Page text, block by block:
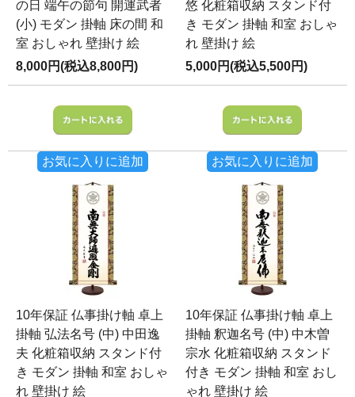
の日 端午の節句 開運武者
(小) モダン 掛軸 床の間 和
室 おしゃれ 壁掛け 絵
8,000円(税込8,800円)
お気に入りに追加
悠 化粧箱収納 スタンド付
き モダン 掛軸 和室 おしゃ
れ 壁掛け 絵
5,000円(税込5,500円)
お気に入りに追加
10年保証 仏事掛け軸 卓上
掛軸 弘法名号 (中) 中田逸
夫 化粧箱収納 スタンド付
き モダン 掛軸 和室 おしゃ
れ 壁掛け 絵
10年保証 仏事掛け軸 卓上
掛軸 釈迦名号 (中) 中木曽
宗水 化粧箱収納 スタンド
付き モダン 掛軸 和室 おし
ゃれ 壁掛け 絵